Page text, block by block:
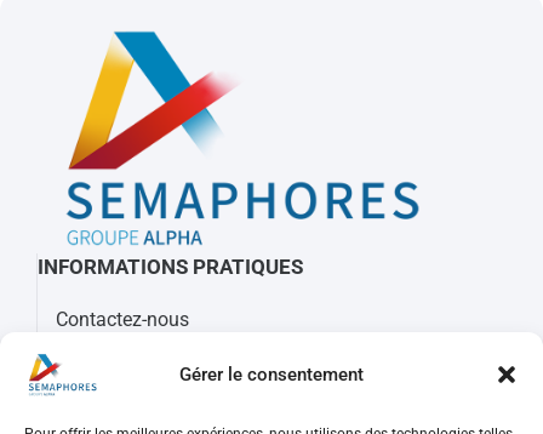
Gérer le consentement
INFORMATIONS PRATIQUES
Contactez-nous
Mots clés, sigles et glossaire